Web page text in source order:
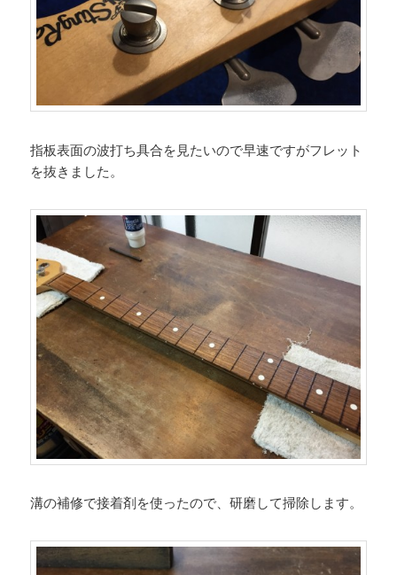
指板表面の波打ち具合を見たいので早速ですがフレット
を抜きました。
溝の補修で接着剤を使ったので、研磨して掃除します。